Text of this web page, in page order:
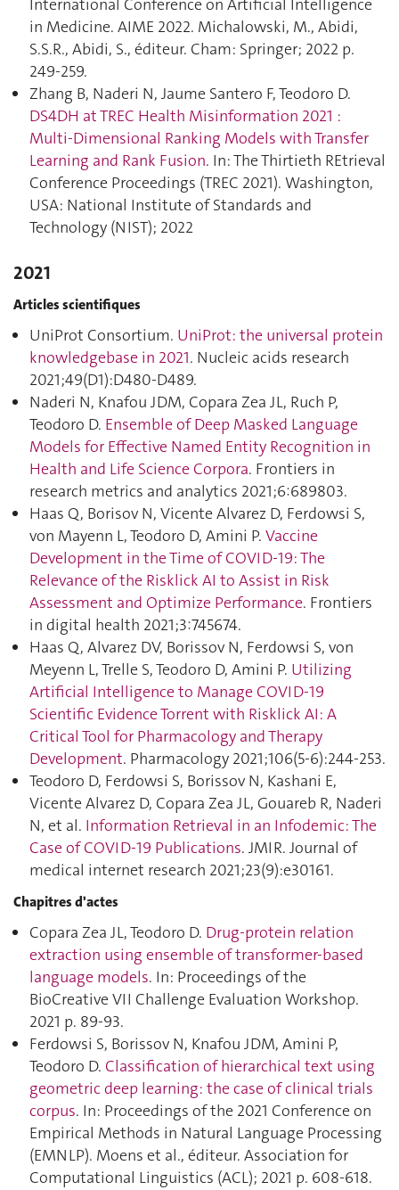
International Conference on Artificial Intelligence
in Medicine. AIME 2022. Michalowski, M., Abidi,
S.S.R., Abidi, S., éditeur. Cham: Springer; 2022 p.
249‑259.
Zhang B, Naderi N, Jaume Santero F, Teodoro D.
DS4DH at TREC Health Misinformation 2021 :
Multi-Dimensional Ranking Models with Transfer
Learning and Rank Fusion. In: The Thirtieth REtrieval
Conference Proceedings (TREC 2021). Washington,
USA: National Institute of Standards and
Technology (NIST); 2022
2021
Articles scientifiques
UniProt Consortium. UniProt: the universal protein
knowledgebase in 2021. Nucleic acids research
2021;49(D1):D480‑D489.
Naderi N, Knafou JDM, Copara Zea JL, Ruch P,
Teodoro D. Ensemble of Deep Masked Language
Models for Effective Named Entity Recognition in
Health and Life Science Corpora. Frontiers in
research metrics and analytics 2021;6:689803.
Haas Q, Borisov N, Vicente Alvarez D, Ferdowsi S,
von Mayenn L, Teodoro D, Amini P. Vaccine
Development in the Time of COVID-19: The
Relevance of the Risklick AI to Assist in Risk
Assessment and Optimize Performance. Frontiers
in digital health 2021;3:745674.
Haas Q, Alvarez DV, Borissov N, Ferdowsi S, von
Meyenn L, Trelle S, Teodoro D, Amini P. Utilizing
Artificial Intelligence to Manage COVID-19
Scientific Evidence Torrent with Risklick AI: A
Critical Tool for Pharmacology and Therapy
Development. Pharmacology 2021;106(5-6):244‑253.
Teodoro D, Ferdowsi S, Borissov N, Kashani E,
Vicente Alvarez D, Copara Zea JL, Gouareb R, Naderi
N, et al. Information Retrieval in an Infodemic: The
Case of COVID-19 Publications. JMIR. Journal of
medical internet research 2021;23(9):e30161.
Chapitres d'actes
Copara Zea JL, Teodoro D. Drug-protein relation
extraction using ensemble of transformer-based
language models. In: Proceedings of the
BioCreative VII Challenge Evaluation Workshop.
2021 p. 89‑93.
Ferdowsi S, Borissov N, Knafou JDM, Amini P,
Teodoro D. Classification of hierarchical text using
geometric deep learning: the case of clinical trials
corpus. In: Proceedings of the 2021 Conference on
Empirical Methods in Natural Language Processing
(EMNLP). Moens et al., éditeur. Association for
Computational Linguistics (ACL); 2021 p. 608‑618.